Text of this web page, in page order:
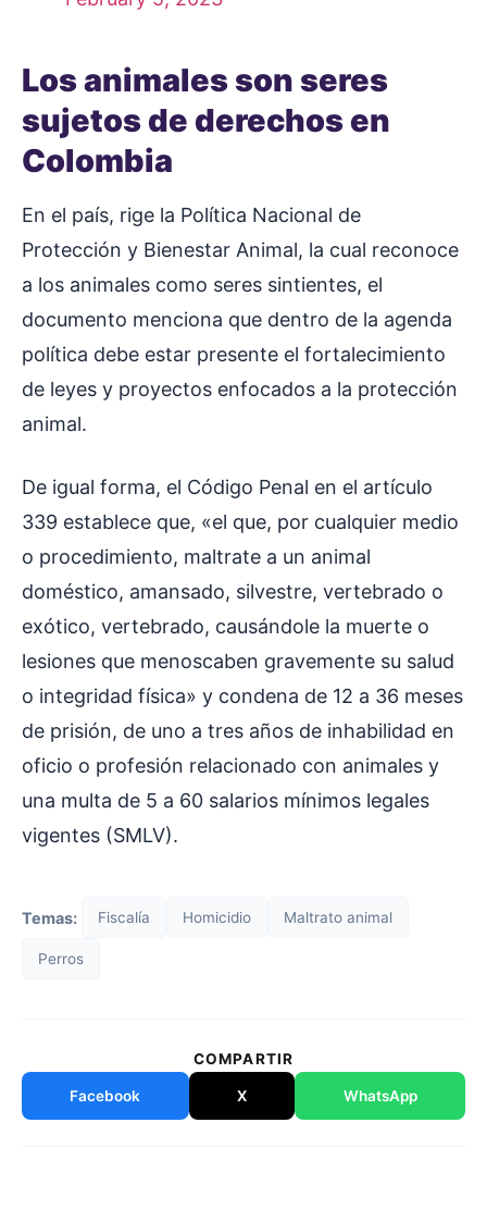
Los animales son seres
sujetos de derechos en
Colombia
En el país, rige la Política Nacional de
Protección y Bienestar Animal, la cual reconoce
a los animales como seres sintientes, el
documento menciona que dentro de la agenda
política debe estar presente el fortalecimiento
de leyes y proyectos enfocados a la protección
animal.
De igual forma, el Código Penal en el artículo
339 establece que, «el que, por cualquier medio
o procedimiento, maltrate a un animal
doméstico, amansado, silvestre, vertebrado o
exótico, vertebrado, causándole la muerte o
lesiones que menoscaben gravemente su salud
o integridad física» y condena de 12 a 36 meses
de prisión, de uno a tres años de inhabilidad en
oficio o profesión relacionado con animales y
una multa de 5 a 60 salarios mínimos legales
vigentes (SMLV).
Temas: Fiscalía Homicidio Maltrato animal
Perros
COMPARTIR
Facebook X WhatsApp